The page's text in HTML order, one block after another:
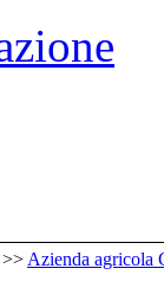
>> Azienda agricola